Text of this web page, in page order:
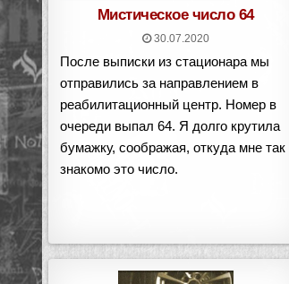
Мистическое число 64
30.07.2020
После выписки из стационара мы
отправились за направлением в
реабилитационный центр. Номер в
очереди выпал 64. Я долго крутила
бумажку, соображая, откуда мне так
знакомо это число.